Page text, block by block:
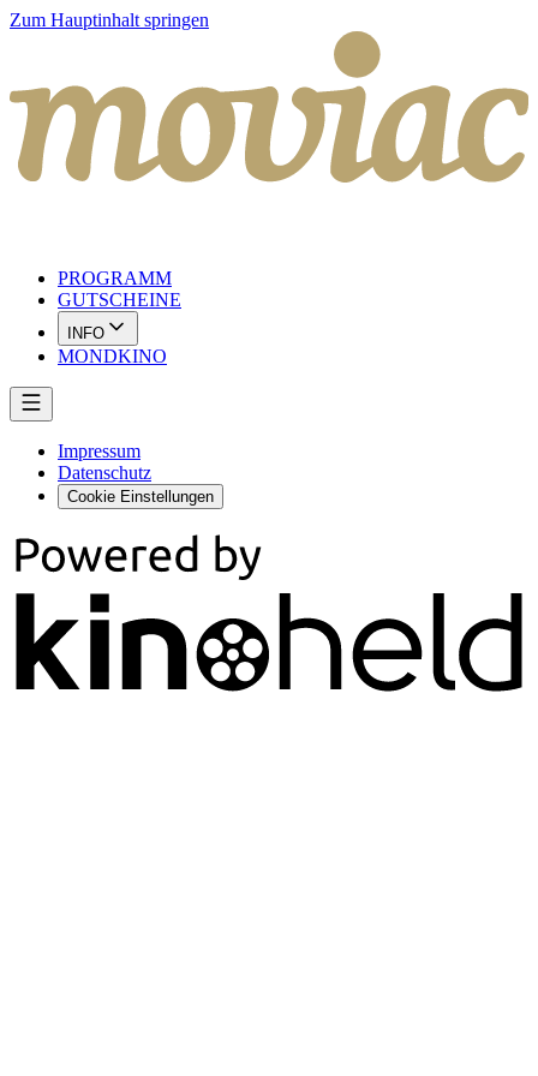
Zum Hauptinhalt springen
PROGRAMM
GUTSCHEINE
INFO
MONDKINO
Impressum
Datenschutz
Cookie Einstellungen